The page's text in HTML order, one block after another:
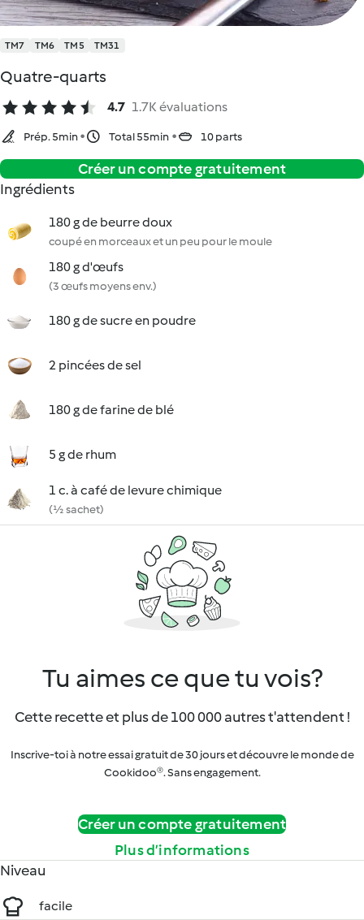
TM7 TM6 TM5 TM31
Quatre-quarts
4.7 1.7K évaluations
Prép. 5min Total 55min 10 parts
Créer un compte gratuitement
Ingrédients
180 g de beurre doux
coupé en morceaux et un peu pour le moule
180 g d'œufs
(3 œufs moyens env.)
180 g de sucre en poudre
2 pincées de sel
180 g de farine de blé
5 g de rhum
1 c. à café de levure chimique
(½ sachet)
Tu aimes ce que tu vois?
Cette recette et plus de 100 000 autres t'attendent !
Inscrive-toi à notre essai gratuit de 30 jours et découvre le monde de
Cookidoo®. Sans engagement.
Créer un compte gratuitement
Plus d’informations
Niveau
facile